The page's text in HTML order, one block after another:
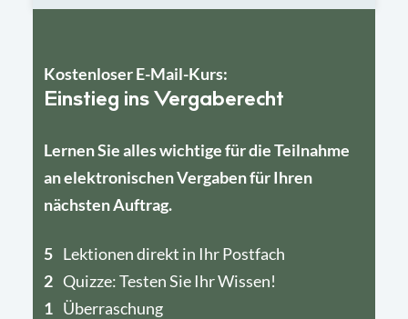
Kostenloser E-Mail-Kurs:
Einstieg ins Vergaberecht
Lernen Sie alles wichtige für die Teilnahme
an elektronischen Vergaben für Ihren
nächsten Auftrag.
5 Lektionen direkt in Ihr Postfach
2 Quizze: Testen Sie Ihr Wissen!
1 Überraschung
4
1